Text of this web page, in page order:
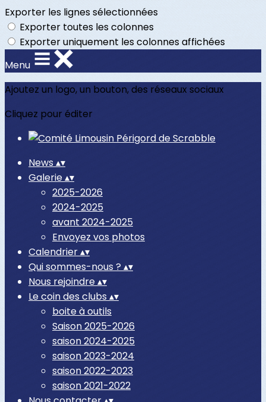
Exporter les lignes sélectionnées
Exporter toutes les colonnes
Exporter uniquement les colonnes affichées
Menu
Ajoutez un logo, un bouton, des réseaux sociaux
Cliquez pour éditer
News ▴▾
Galerie▴▾
2025-2026
2024-2025
avant 2024-2025
Envoyez vos photos
Calendrier▴▾
Qui sommes-nous ? ▴▾
Nous rejoindre▴▾
Le coin des clubs ▴▾
boite à outils
Saison 2025-2026
saison 2024-2025
saison 2023-2024
saison 2022-2023
saison 2021-2022